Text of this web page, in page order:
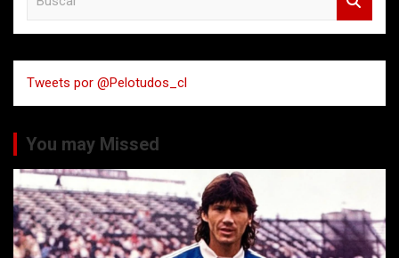
a
r
Tweets por @Pelotudos_cl
You may Missed